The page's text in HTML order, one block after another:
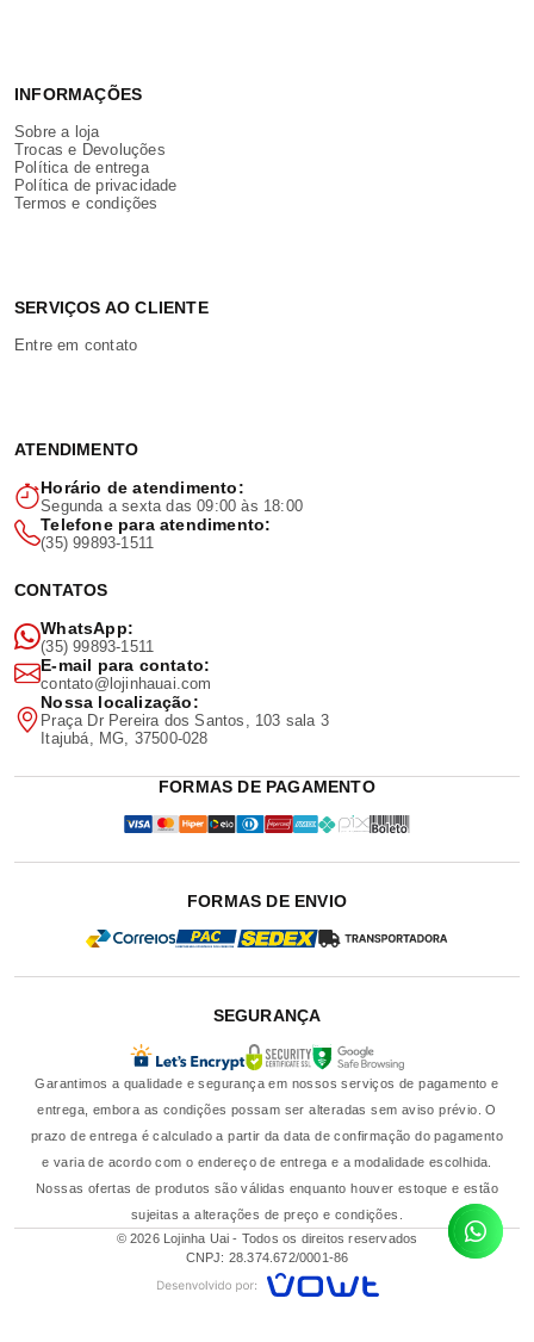
INFORMAÇÕES
Sobre a loja
Trocas e Devoluções
Política de entrega
Política de privacidade
Termos e condições
SERVIÇOS AO CLIENTE
Entre em contato
ATENDIMENTO
Horário de atendimento:
Segunda a sexta das 09:00 às 18:00
Telefone para atendimento:
(35) 99893-1511
CONTATOS
WhatsApp:
(35) 99893-1511
E-mail para contato:
contato@lojinhauai.com
Nossa localização:
Praça Dr Pereira dos Santos, 103 sala 3
Itajubá, MG, 37500-028
FORMAS DE PAGAMENTO
FORMAS DE ENVIO
SEGURANÇA
Garantimos a qualidade e segurança em nossos serviços de pagamento e
entrega, embora as condições possam ser alteradas sem aviso prévio. O
prazo de entrega é calculado a partir da data de confirmação do pagamento
e varia de acordo com o endereço de entrega e a modalidade escolhida.
Nossas ofertas de produtos são válidas enquanto houver estoque e estão
sujeitas a alterações de preço e condições.
© 2026 Lojinha Uai - Todos os direitos reservados
CNPJ: 28.374.672/0001-86